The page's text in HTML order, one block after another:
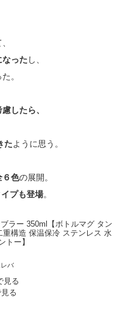
った し、
。
したら、
たように思う。
６色の展開。
プも登場。
ラー 350ml【ボトルマグ タン
重構造 保温保冷 ステンレス 水
トー】
バ
見る
る